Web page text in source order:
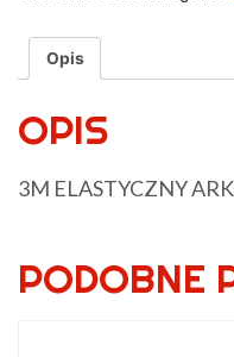
Opis
OPIS
3M ELASTYCZNY
PODOBNE